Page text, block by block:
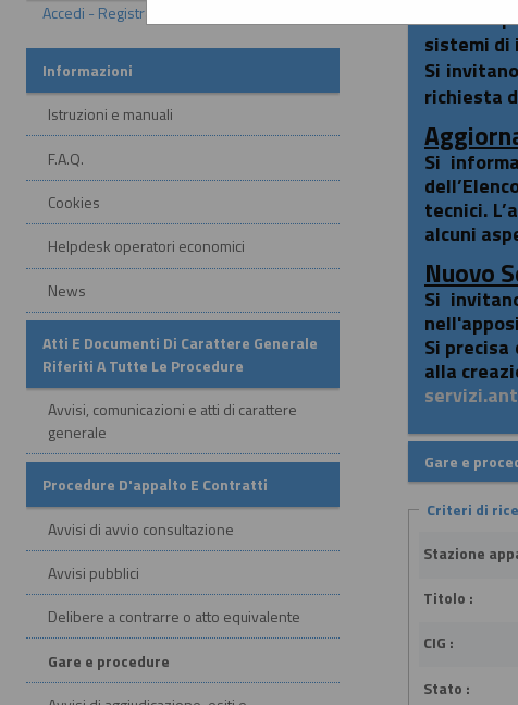
Accedi - Registrati
Informazioni
Istruzioni e manuali
F.A.Q.
Cookies
Helpdesk operatori economici
News
Atti E Documenti Di Carattere Generale
Riferiti A Tutte Le Procedure
Avvisi, comunicazioni e atti di carattere
generale
Procedure D'appalto E Contratti
Avvisi di avvio consultazione
Avvisi pubblici
Delibere a contrarre o atto equivalente
Gare e procedure
In
sistemi
Si
richiesta
Si
tecnici.
alcuni
Nuovo
Si
Si
alla
Gare e
Criteri di
Stazione
Titolo :
CIG :
Stato :